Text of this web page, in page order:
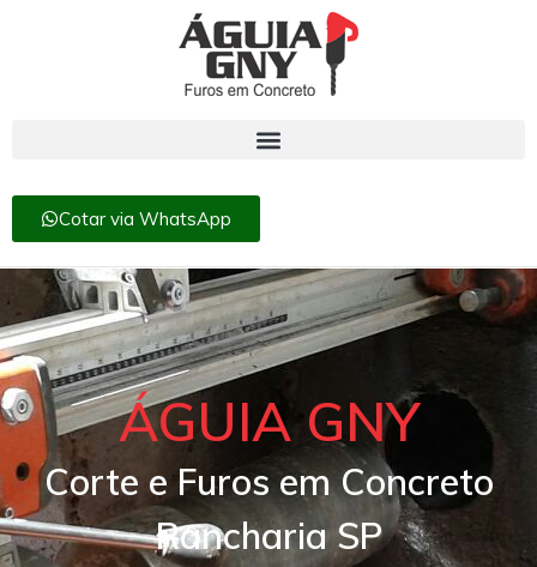
Cotar via WhatsApp
ÁGUIA GNY
Corte e Furos em Concreto
Rancharia SP